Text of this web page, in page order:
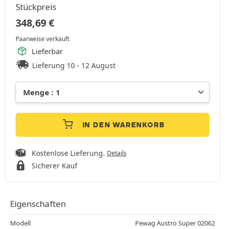
Stückpreis
348,69€
Paarweise verkauft
Lieferbar
Lieferung 10 - 12 August
IN DEN WARENKORB
Kostenlose Lieferung. Details
Sicherer Kauf
Eigenschaften
Modell
Pewag Austro Super 02062